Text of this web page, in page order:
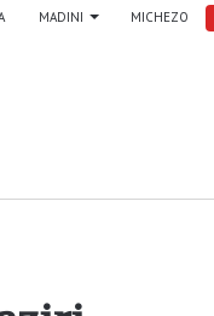
MADINI MICHEZO